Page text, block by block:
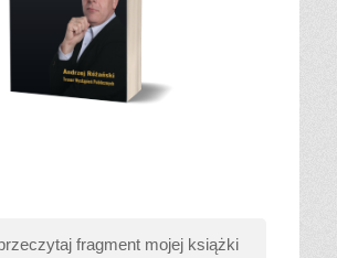
fragment mojej książki